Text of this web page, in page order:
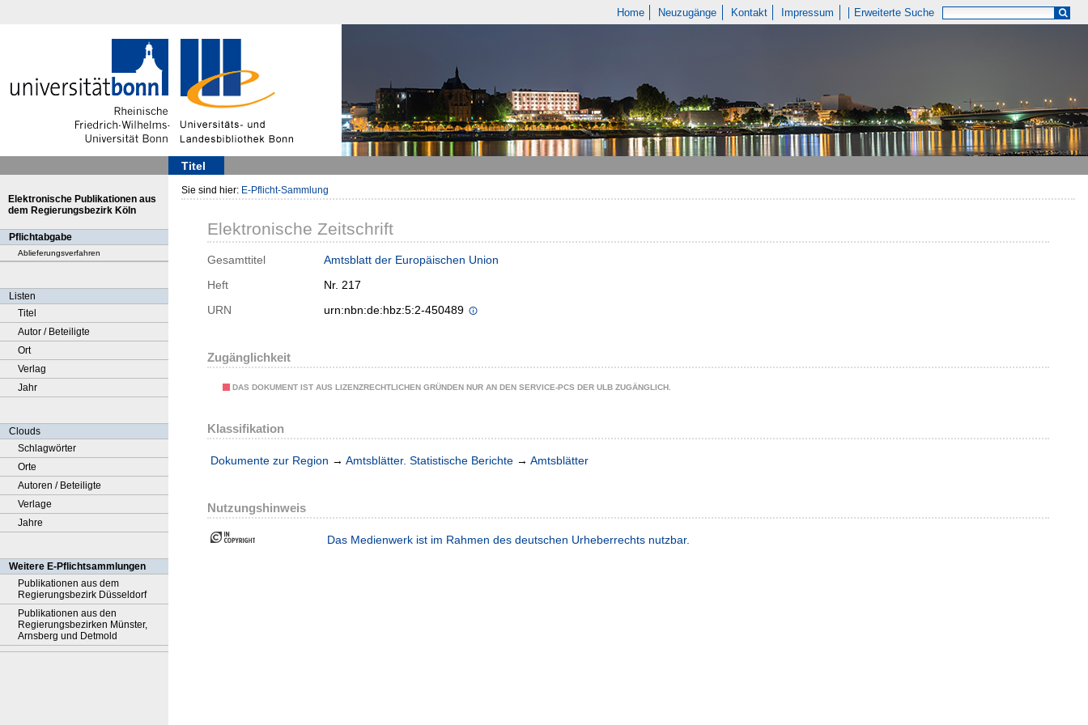
Home Neuzugänge Kontakt Impressum Erweiterte Suche
Titel
Elektronische Publikationen aus
dem Regierungsbezirk Köln
Pflichtabgabe
Ablieferungsverfahren
Listen
Titel
Autor / Beteiligte
Ort
Verlag
Jahr
Clouds
Schlagwörter
Orte
Autoren / Beteiligte
Verlage
Jahre
Weitere E-Pflichtsammlungen
Publikationen aus dem
Regierungsbezirk Düsseldorf
Publikationen aus den
Regierungsbezirken Münster,
Arnsberg und Detmold
Sie sind hier: E-Pflicht-Sammlung
Elektronische Zeitschrift
Gesamttitel
Amtsblatt der Europäischen Union
Heft
Nr. 217
URN
urn:nbn:de:hbz:5:2-450489
Zugänglichkeit
DAS DOKUMENT IST AUS LIZENZRECHTLICHEN GRÜNDEN NUR AN DEN SERVICE-PCS DER ULB ZUGÄNGLICH.
Klassifikation
Dokumente zur Region → Amtsblätter. Statistische Berichte → Amtsblätter
Nutzungshinweis
Das Medienwerk ist im Rahmen des deutschen Urheberrechts nutzbar.